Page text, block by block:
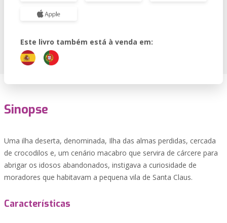
Este livro também está à venda em:
Sinopse
Uma ilha deserta, denominada, Ilha das almas perdidas, cercada
de crocodilos e, um cenário macabro que servira de cárcere para
abrigar os idosos abandonados, instigava a curiosidade de
moradores que habitavam a pequena vila de Santa Claus.
Características